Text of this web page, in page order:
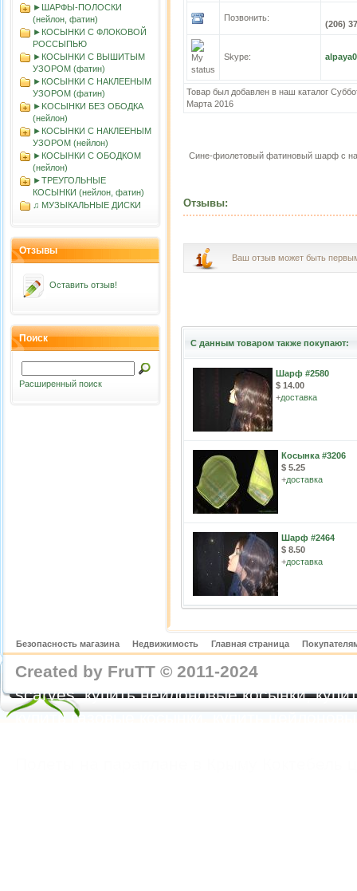
►ШАРФЫ-ПОЛОСКИ
(нейлон, фатин)
►КОСЫНКИ С ФЛОКОВОЙ
РОССЫПЬЮ
►КОСЫНКИ С ВЫШИТЫМ
УЗОРОМ (фатин)
►КОСЫНКИ С НАКЛЕЕНЫМ
УЗОРОМ (фатин)
►KOСЫНКИ БЕЗ ОБОДКА
(нейлон)
►КОСЫНКИ С НАКЛЕЕНЫМ
УЗОРОМ (нейлон)
►КОСЫНКИ С ОБОДКОМ
(нейлон)
►ТРЕУГОЛЬНЫЕ
КОСЫНКИ (нейлон, фатин)
♫ МУЗЫКАЛЬНЫЕ ДИСКИ
Отзывы
Оставить отзыв!
Поиск
Расширенный поиск
Позвонить:
(206)
Skype:
Товар был добавлен в наш каталог
Марта 2016
Сине-фиолетовый фатиновый шарф с
Отзывы:
Ваш отзыв может быть
С данным товаром также покупают:
Шарф #2580
$ 14.00
+доставка
Косынка #3206
$ 5.25
+доставка
Шарф #2464
$ 8.50
+доставка
Безопасность магазина Недвижимость Главная страница
Created by FruTT © 2011-2024
scarves, купить нейлоновые косынки,
купить газовые косынки, купить